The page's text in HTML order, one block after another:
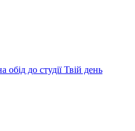
обід до студії Твій день